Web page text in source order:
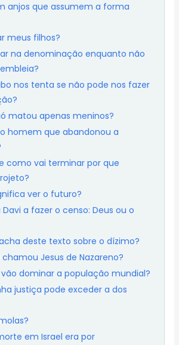
anjos que assumem a forma
meus filhos?
na denominação enquanto não
nos tenta se não pode nos fazer
matou apenas meninos?
homem que abandonou a
como vai terminar por que
ver o futuro?
a fazer o censo: Deus ou o
deste texto sobre o dízimo?
Jesus de Nazareno?
dominar a população mundial?
justiça pode exceder a dos
em Israel era por